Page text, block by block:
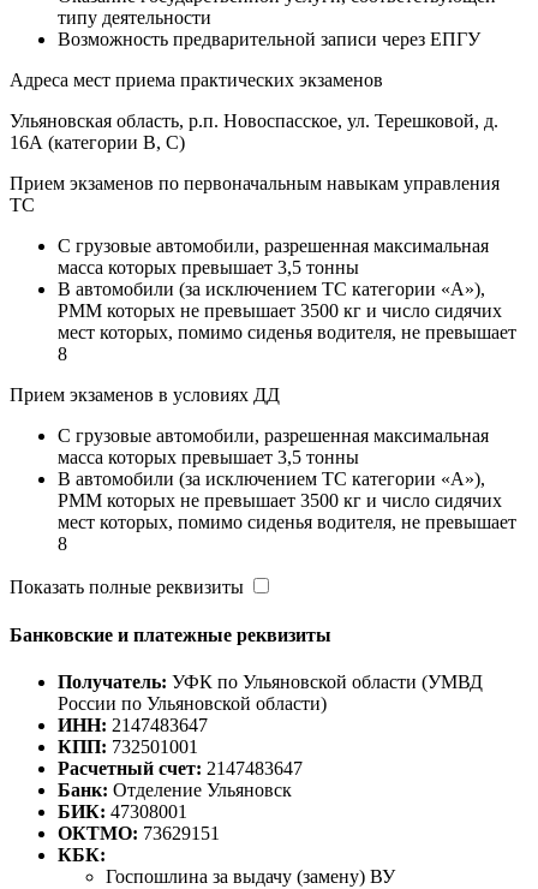
типу деятельности
Возможность предварительной записи через ЕПГУ
Адреса мест приема практических экзаменов
Ульяновская область, р.п. Новоспасское, ул. Терешковой, д.
16А (категории В, С)
Прием экзаменов по первоначальным навыкам управления
ТС
C грузовые автомобили, разрешенная максимальная
масса которых превышает 3,5 тонны
B автомобили (за исключением ТС категории «A»),
РММ которых не превышает 3500 кг и число сидячих
мест которых, помимо сиденья водителя, не превышает
8
Прием экзаменов в условиях ДД
C грузовые автомобили, разрешенная максимальная
масса которых превышает 3,5 тонны
B автомобили (за исключением ТС категории «A»),
РММ которых не превышает 3500 кг и число сидячих
мест которых, помимо сиденья водителя, не превышает
8
Показать полные реквизиты
Банковские и платежные реквизиты
Получатель: УФК по Ульяновской области (УМВД
России по Ульяновской области)
ИНН: 2147483647
КПП: 732501001
Расчетный счет: 2147483647
Банк: Отделение Ульяновск
БИК: 47308001
ОКТМО: 73629151
КБК:
Госпошлина за выдачу (замену) ВУ